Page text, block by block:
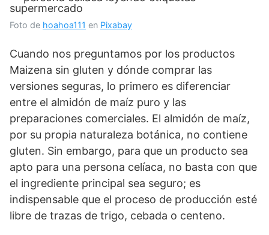
Foto de hoahoa111 en Pixabay
Cuando nos preguntamos por los productos
Maizena sin gluten y dónde comprar las
versiones seguras, lo primero es diferenciar
entre el almidón de maíz puro y las
preparaciones comerciales. El almidón de maíz,
por su propia naturaleza botánica, no contiene
gluten. Sin embargo, para que un producto sea
apto para una persona celíaca, no basta con que
el ingrediente principal sea seguro; es
indispensable que el proceso de producción esté
libre de trazas de trigo, cebada o centeno.